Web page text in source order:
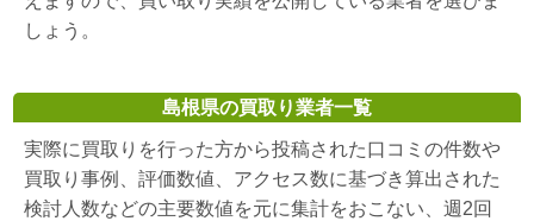
しょう。
島根県の買取り業者一覧
実際に買取りを行った方から投稿された口コミの件数や
買取り事例、評価数値、アクセス数に基づき算出された
検討人数などの主要数値を元に集計をおこない、週2回